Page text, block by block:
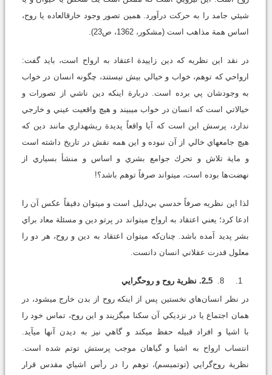
شيئي جامد را به حركت درآورد. همين تصور وجود خارق‏العاده يا روح،
اساس همة مذاهب است (مشكور، 1362، ص23).
در نقد اين نظريه كه دين زاييدة اعتقاد به ارواح است، ‌بايد گفت:‌
ارواحي كه توهم، خواب و خيالي بيش نيستند، چگونه انسان در خواب
به وجودشان پي برده است. دربارة اينكه دين ناشي از تصورات و
خيالاتي است كه انسان در خواب مي‏بيند و هيچ واقعيت عيني و خارجي
ندارد، پرسش اين است كه آيا واقعاً پديدة ريشه‏داري مانند دين كه
هيچ جامعه‏اي خالي از آن نبوده و اين همه نقش در تاريخ داشته است
و ماية تلاش و تحرك جوامع بشري و اساس و منشأ بسياري از
نهضت‌ها بوده است، مي‏تواند صرفاً توهم باشد؟!
لذا اين نظريه صرفاً حدسي بي‌دليل است و مي‏توان دقيقاً عكس آن را
ادعا كرد؛ يعني اعتقاد به ارواح مي‏تواند در پرتو دين و مسئلة معاد براي
بشر پديد آمده باشد. چنان‌كه مي‏توان اعتقاد به دين و روح، هر دو را
معلول قدرت عقلاني انسان دانست.
5ـ2. نظرية روح و روح‏گرايي
در نظر انسان‌هاي نخستين پس از اينكه روح از بدن خارج مي‏شود، در
همان اجتماع يا در نزديكي آن سكنا مي‏گزيند و اين روح، تماس خود را
با اشيا و افراد قبيله حفظ مي‏كند و گاهي نيز به ديدن آنها مي‏آيد.
انتساب ارواح به اشيا و گياهان موجب پرستش توتم شده است.
نظرية روح‌گرايي (توتميسم)، توهم را در رأس اشياي مقدس قرار